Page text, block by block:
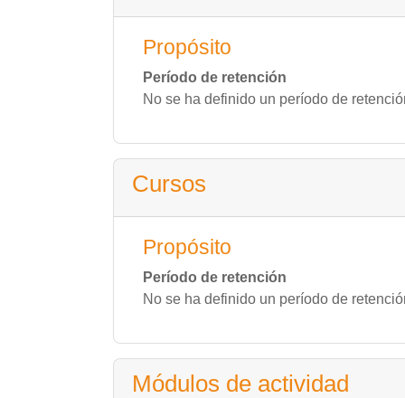
Propósito
Período de retención
No se ha definido un período de
Cursos
Propósito
Período de retención
No se ha definido un período de
Módulos de actividad